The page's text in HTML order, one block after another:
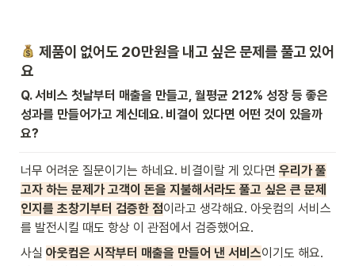
제품이 없어도 20만원을 내고 싶은 문제를 풀고 있어
요
Q. 서비스 첫날부터 매출을 만들고, 월평균 212% 성장 등 좋은
성과를 만들어가고 계신데요. 비결이 있다면 어떤 것이 있을까
요?
너무 어려운 질문이기는 하네요. 비결이랄 게 있다면 우리가 풀
고자 하는 문제가 고객이 돈을 지불해서라도 풀고 싶은 큰 문제
인지를 초창기부터 검증한 점이라고 생각해요. 아웃컴의 서비스
를 발전시킬 때도 항상 이 관점에서 검증했어요.
사실 아웃컴은 시작부터 매출을 만들어 낸 서비스이기도 해요.